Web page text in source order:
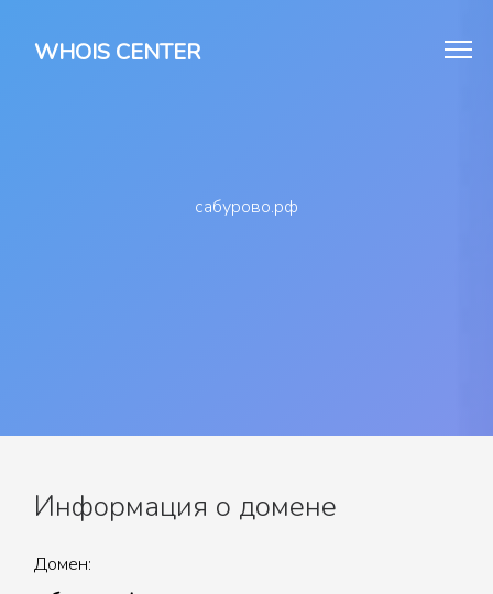
WHOIS CENTER
сабурово.рф
Информация о домене
Домен: